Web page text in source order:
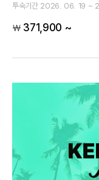
투숙기간 2026. 06. 19 ~
￦ 371,900 ~